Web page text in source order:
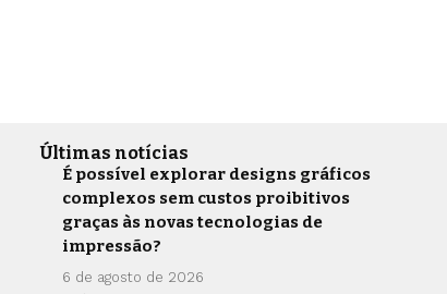
Últimas notícias
É possível explorar designs gráficos
complexos sem custos proibitivos
graças às novas tecnologias de
impressão?
6 de agosto de 2026